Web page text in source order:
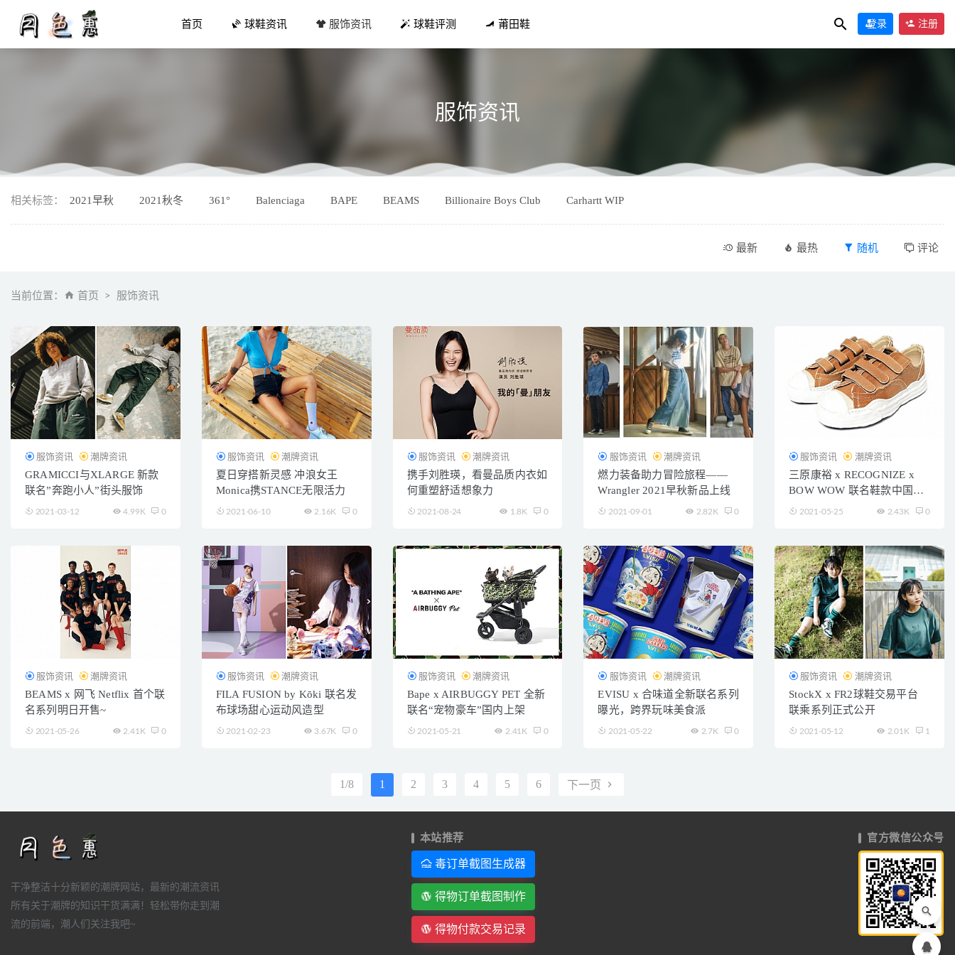
首页 球鞋资讯 服饰资讯 球鞋评测 莆田鞋 登录 注册
服饰资讯
相关标签： 2021早秋 2021秋冬 361° Balenciaga BAPE BEAMS Billionaire Boys Club Carhartt WIP
最新 最热 随机 评论
当前位置： 首页 服饰资讯
服饰资讯 潮牌资讯
GRAMICCI与XLARGE 新款
联名”奔跑小人”街头服饰
2021-03-12 4.99K 0
服饰资讯 潮牌资讯
夏日穿搭新灵感 冲浪女王
Monica携STANCE无限活力
2021-06-10 2.16K 0
服饰资讯 潮牌资讯
携手刘胜瑛，看曼品质内衣如
何重塑舒适想象力
2021-08-24 1.8K 0
服饰资讯 潮牌资讯
燃力装备助力冒险旅程——
Wrangler 2021早秋新品上线
2021-09-01 2.82K 0
服饰资讯 潮牌资讯
三原康裕 x RECOGNIZE x
BOW WOW 联名鞋款中国限
定配色曝光
2021-05-25 2.43K 0
服饰资讯 潮牌资讯
BEAMS x 网飞 Netflix 首个联
名系列明日开售~
2021-05-26 2.41K 0
服饰资讯 潮牌资讯
FILA FUSION by Kōki 联名发
布球场甜心运动风造型
2021-02-23 3.67K 0
服饰资讯 潮牌资讯
Bape x AIRBUGGY PET 全新
联名“宠物豪车”国内上架
2021-05-21 2.41K 0
服饰资讯 潮牌资讯
EVISU x 合味道全新联名系列
曝光，跨界玩味美食派
2021-05-22 2.7K 0
服饰资讯 潮牌资讯
StockX x FR2球鞋交易平台
联乘系列正式公开
2021-05-12 2.01K 1
1/8 1 2 3 4 5 6 下一页
干净整洁十分新颖的潮牌网站，最新的潮流资讯
所有关于潮牌的知识干货满满！轻松带你走到潮
流的前端，潮人们关注我吧~
本站推荐
毒订单截图生成器
得物订单截图制作
得物付款交易记录
官方微信公众号